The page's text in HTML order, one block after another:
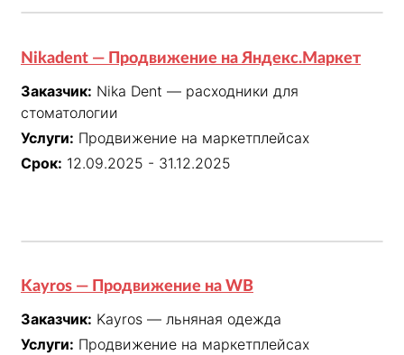
Nikadent — Продвижение на Яндекс.Маркет
Заказчик: Nika Dent — расходники для
стоматологии
Услуги: Продвижение на маркетплейсах
Срок: 12.09.2025 - 31.12.2025
Kayros — Продвижение на WB
Заказчик: Kayros — льняная одежда
Услуги: Продвижение на маркетплейсах